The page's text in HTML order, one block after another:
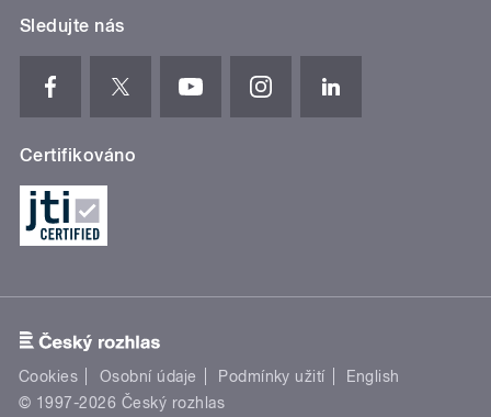
Sledujte nás
Certifikováno
Cookies Osobní údaje Podmínky užití
English
© 1997-2026 Český rozhlas